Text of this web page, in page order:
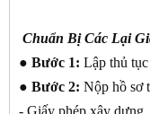
Chuẩn Bị Các Lại
● Bước 1: Lập thủ
● Bước 2: Nộp hồ sơ
- Giấy phép xây dựng